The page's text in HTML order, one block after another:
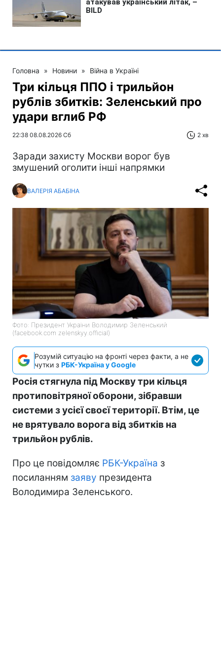
Головна » Новини » Війна в Україні
Три кільця ППО і трильйон
рублів збитків: Зеленський про
удари вглиб РФ
22:38 08.08.2026 Сб 2 хв
Заради захисту Москви ворог був
змушений оголити інші напрямки
ВАЛЕРІЯ АБАБІНА
Фото: Президент України Володимир Зеленський
(facebook.com zelenskyy.official)
Розумій ситуацію на фронті через факти, а не
чутки з РБК-Україна у Google
Росія стягнула під Москву три кільця
протиповітряної оборони, зібравши
системи з усієї своєї території. Втім, це
не врятувало ворога від збитків на
трильйон рублів.
Про це повідомляє РБК-Україна з
посиланням заяву президента
Володимира Зеленського.